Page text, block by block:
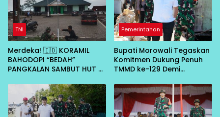
TNI
Merdeka! 🇮🇩 KORAMIL
BAHODOPI “BEDAH”
PANGKALAN SAMBUT HUT RI
Pemerintahan
Bupati Morowali Tegaskan
Komitmen Dukung Penuh
TMMD ke-129 Demi
Desa